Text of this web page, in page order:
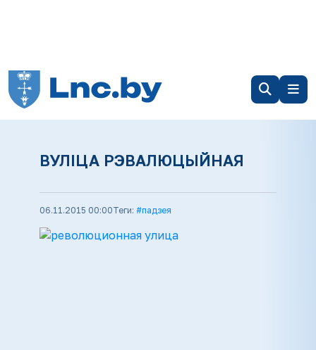
ВУЛІЦА РЭВАЛЮЦЫЙНАЯ
06.11.2015 00:00Теги: #падзея